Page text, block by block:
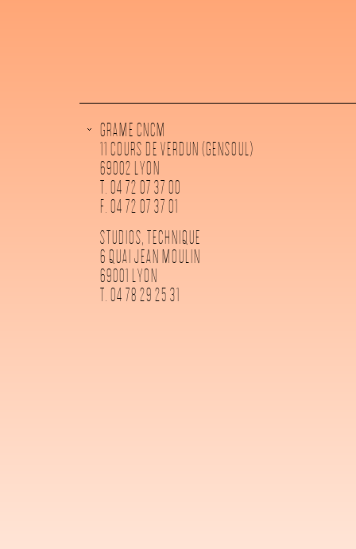
GRAME CNCM
11 COURS DE VERDUN (GENSOUL)
69002 LYON
T. 04 72 07 37 00
F. 04 72 07 37 01
STUDIOS, TECHNIQUE
6 QUAI JEAN MOULIN
69001 LYON
T. 04 78 29 25 31